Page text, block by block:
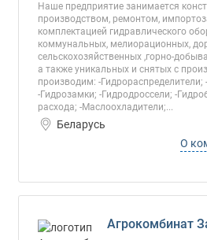
Наше предприятие занимается
производством, ремонтом,
комплектацией гидравлического
коммунальных, мелиорационных,
сельскохозяйственных ,горно-
а также уникальных и снятых с
производим: -Гидрораспределители;
-Гидрозамки; -Гидродроссели; -
расхода; -Маслоохладители;...
Беларусь
О
Агрокомбинат